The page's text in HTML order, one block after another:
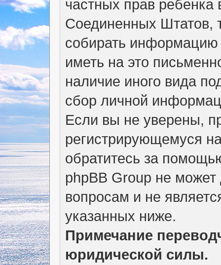
частных прав ребенка
Соединенных Штатов,
собирать информацию
иметь на это
наличие иного вида
сбор личной
Если вы не уверены,
регистрирующемуся
обратитесь за
phpBB Group не
вопросам и не
указанных ниже.
Примечание
юридической силы.